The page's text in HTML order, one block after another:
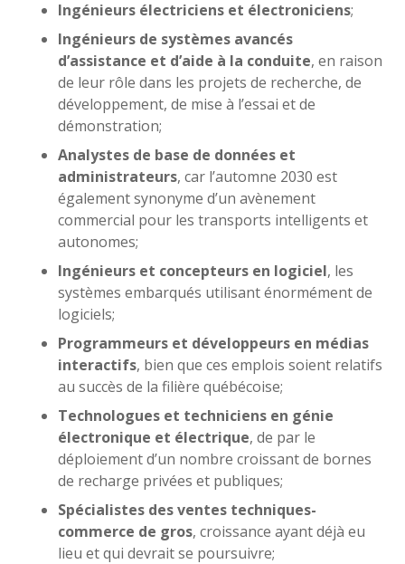
Ingénieurs électriciens et électroniciens;
Ingénieurs de systèmes avancés
d’assistance et d’aide à la conduite, en raison
de leur rôle dans les projets de recherche, de
développement, de mise à l’essai et de
démonstration;
Analystes de base de données et
administrateurs, car l’automne 2030 est
également synonyme d’un avènement
commercial pour les transports intelligents et
autonomes;
Ingénieurs et concepteurs en logiciel, les
systèmes embarqués utilisant énormément de
logiciels;
Programmeurs et développeurs en médias
interactifs, bien que ces emplois soient relatifs
au succès de la filière québécoise;
Technologues et techniciens en génie
électronique et électrique, de par le
déploiement d’un nombre croissant de bornes
de recharge privées et publiques;
Spécialistes des ventes techniques-
commerce de gros, croissance ayant déjà eu
lieu et qui devrait se poursuivre;